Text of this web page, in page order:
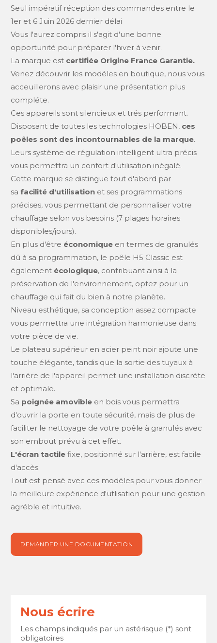
Seul impératif réception des commandes entre le
1er et 6 Juin 2026 dernier délai
Vous l'aurez compris il s'agit d'une bonne
opportunité pour préparer l'hiver à venir.
La marque est certifiée Origine France Garantie.
Venez découvrir les modéles en boutique, nous vous
acceuillerons avec plaisir une présentation plus
compléte.
Ces appareils sont silencieux et trés performant.
Disposant de toutes les technologies HOBEN, ces
poêles sont des incontournables de la marque.
Leurs système de régulation intelligent ultra précis
vous permettra un confort d'utilisation inégalé.
Cette marque se distingue tout d'abord par
safacilité d'utilisation et ses programmations
précises, vous permettant de personnaliser votre
chauffage selon vos besoins (7 plages horaires
disponibles/jours).
En plus d'être économique en termes de granulés
dû à sa programmation, le poêle H5 Classic est
également écologique, contribuant ainsi à la
préservation de l'environnement, optez pour un
chauffage qui fait du bien à notre planète.
Niveau esthétique, sa conception assez compacte
vous permettra une intégration harmonieuse dans
votre pièce de vie.
Le plateau supérieur en acier peint noir ajoute une
touche élégante, tandis que la sortie des tuyaux à
l'arrière de l'appareil permet une installation discrète
et optimale.
Sa poignée amovible en bois vous permettra
d'ouvrir la porte en toute sécurité, mais de plus de
faciliter le nettoyage de votre poêle à granulés avec
son embout prévu à cet effet.
L'écran tactile fixe, positionné sur l'arrière, est facile
d'accès.
Tout est pensé avec ces modèles pour vous donner
la meilleure expérience d'utlisation pour une gestion
agréble et intuitive.
DEMANDER UNE DOCUMENTATION
Nous écrire
Les champs indiqués par un astérisque (*) sont
obligatoires